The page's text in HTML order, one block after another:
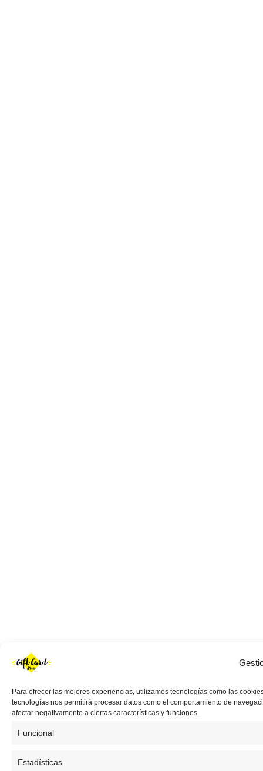
Para ofrecer las mejores experiencias, utilizamos tecnologías como las
tecnologías nos permitirá procesar datos como el comportamiento de
afectar negativamente a ciertas características y funciones.
Funcional
Estadísticas